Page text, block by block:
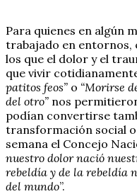
Para quienes en algún
trabajado en entornos,
los que el dolor y el
que vivir
patitos feos” o “Morirse
del otro” nos
podían convertirse
transformación social
semana el Concejo
nuestro dolor nació
rebeldía y de la rebeldía
del mundo”.